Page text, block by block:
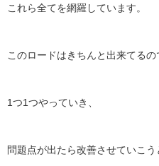
これら全てを網羅しています。
このロードはきちんと出来てるの
1つ1つやっていき、
問題点が出たら改善させていこう